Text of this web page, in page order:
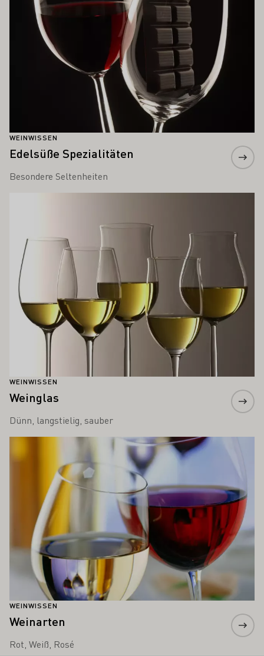
WEINWISSEN
Edelsüße Spezialitäten
Besondere Seltenheiten
WEINWISSEN
Weinglas
Dünn, langstielig, sauber
WEINWISSEN
Weinarten
Rot, Weiß, Rosé